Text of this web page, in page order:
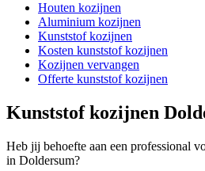
Houten kozijnen
Aluminium kozijnen
Kunststof kozijnen
Kosten kunststof kozijnen
Kozijnen vervangen
Offerte kunststof kozijnen
Kunststof kozijnen
Heb jij behoefte aan een professional
in Doldersum?